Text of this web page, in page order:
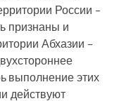
России –
признаны и
Абхазии –
выполнение этих
действуют